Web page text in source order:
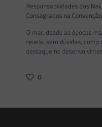
Responsabilidades dos
Consagrados na
O mar, desde as épocas
revela, sem dúvidas,
destaque no
0